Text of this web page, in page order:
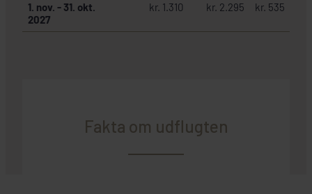
1. nov. - 31. okt.
2027
kr. 1.310 kr. 2.295 kr. 535
Fakta om udflugten